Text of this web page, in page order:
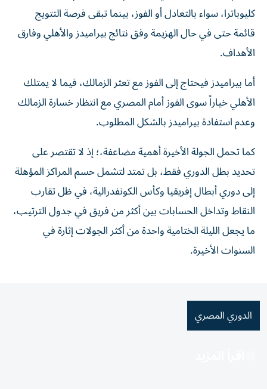
كليوباترا، سواء بالتعادل أو الفوز، بينما تبقى فرصة التتويج
قائمة حتى في حال الهزيمة وفق نتائج بيراميدز والأهلي وفارق
الأهداف.
أما بيراميدز فيحتاج إلى الفوز مع تعثر الزمالك، فيما لا يمتلك
الأهلي خياراً سوى الفوز أمام المصري مع انتظار خسارة الزمالك
وعدم استفادة بيراميدز بالشكل المطلوب.
كما تحمل الجولة الأخيرة أهمية مضاعفة،؛ إذ لا تقتصر على
تحديد بطل الدوري فقط، بل تمتد لتشمل حسم المراكز المؤهلة
إلى دوري أبطال إفريقيا وكأس الكونفدرالية، في ظل تقارب
النقاط وتداخل الحسابات بين أكثر من فريق في جدول الترتيب،
ما يجعل الليلة الختامية واحدة من أكثر الجولات إثارة في
السنوات الأخيرة.
الدوري المصري